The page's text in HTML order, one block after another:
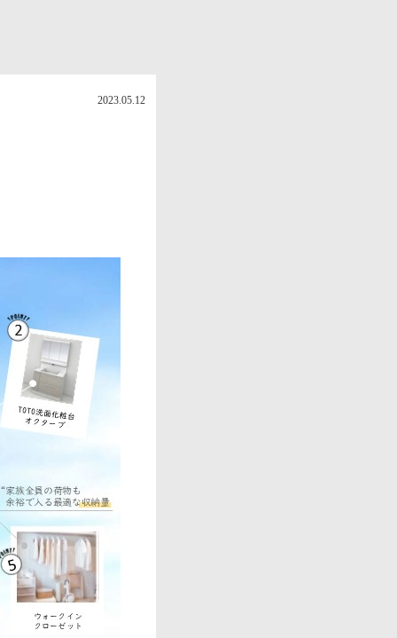
2023.05.12